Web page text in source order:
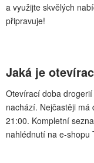
a využijte skvělých
připravuje!
Jaká je
Otevírací doba
nachází. Nejčastěji
21:00. Kompletní
nahlédnutí na e-shopu